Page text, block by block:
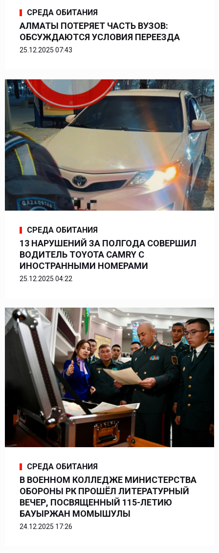
СРЕДА ОБИТАНИЯ
АЛМАТЫ ПОТЕРЯЕТ ЧАСТЬ ВУЗОВ:
ОБСУЖДАЮТСЯ УСЛОВИЯ ПЕРЕЕЗДА
25.12.2025 07:43
СРЕДА ОБИТАНИЯ
13 НАРУШЕНИЙ ЗА ПОЛГОДА СОВЕРШИЛ
ВОДИТЕЛЬ TOYOTA CAMRY С
ИНОСТРАННЫМИ НОМЕРАМИ
25.12.2025 04:22
СРЕДА ОБИТАНИЯ
В ВОЕННОМ КОЛЛЕДЖЕ МИНИСТЕРСТВА
ОБОРОНЫ РК ПРОШЁЛ ЛИТЕРАТУРНЫЙ
ВЕЧЕР, ПОСВЯЩЕННЫЙ 115-ЛЕТИЮ
БАУЫРЖАН МОМЫШУЛЫ
24.12.2025 17:26